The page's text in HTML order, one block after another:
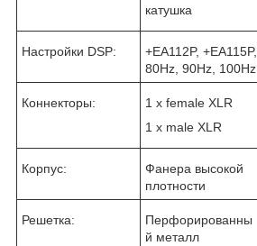
катушка
Настройки DSP:
+EA112P, +EA115P,
80Hz, 90Hz, 100Hz
Коннекторы:
1 x female XLR
1 x male XLR
Корпус:
Фанера высокой
плотности
Решетка:
Перфорированны
й металл